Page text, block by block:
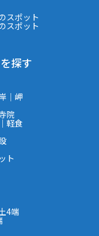
スポット
スポット
探す
｜岬
院
軽食
ト
4端